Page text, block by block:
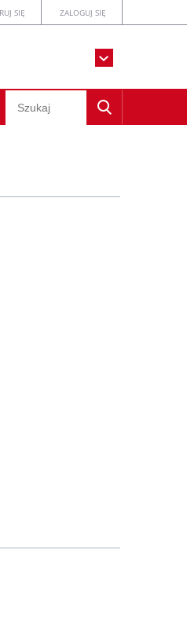
SIĘ ZALOGUJ SIĘ